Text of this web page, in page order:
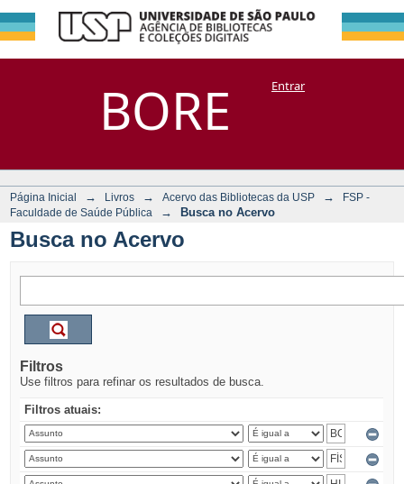
BORE
Busca no Acervo
DSpace/Manakin + CoriscoEntrar
Página Inicial → Livros → Acervo das Bibliotecas da USP →
FSP -
Faculdade de Saúde Pública
→ Busca no Acervo
Busca no Acervo
Filtros
Use filtros para refinar os resultados de busca.
Filtros atuais: